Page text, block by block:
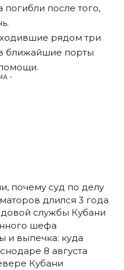
после того,
рядом три
ближайшие порты
-
почему суд по делу
длился 3 года
службы Кубани
шефа
и выпечка: куда
8 августа
Кубани